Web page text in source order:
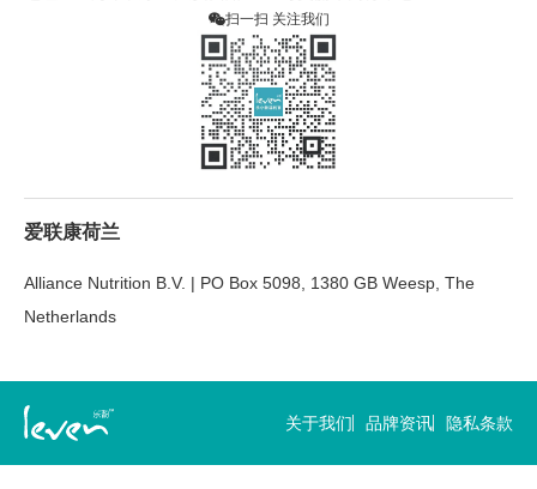
扫一扫 关注我们
爱联康荷兰
Alliance Nutrition B.V. | PO Box 5098, 1380 GB Weesp, The
Netherlands
关于我们 品牌资讯 隐私条款